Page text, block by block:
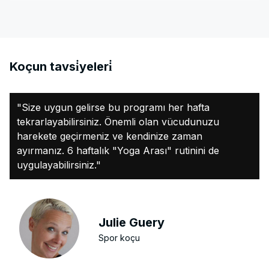
Koçun tavsi̇yeleri̇
"Size uygun gelirse bu programı her hafta
tekrarlayabilirsiniz. Önemli olan vücudunuzu
harekete geçirmeniz ve kendinize zaman
ayırmanız. 6 haftalık "Yoga Arası" rutinini de
uygulayabilirsiniz."
Julie Guery
Spor koçu